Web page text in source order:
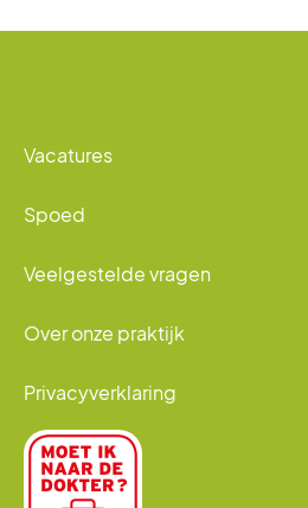
Vacatures
Spoed
Veelgestelde vragen
Over onze praktijk
Privacyverklaring